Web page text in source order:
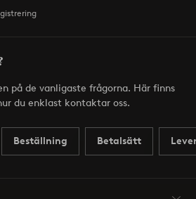
på de vanligaste frågorna. Här finns
du enklast kontaktar oss.
Beställning Betalsätt